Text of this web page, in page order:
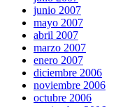
junio 2007
mayo 2007
abril 2007
marzo 2007
enero 2007
diciembre 2006
noviembre 2006
octubre 2006